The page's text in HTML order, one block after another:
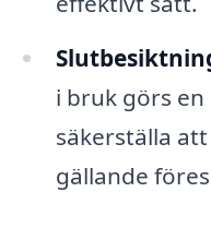
i bruk görs
säkerställa
gällande